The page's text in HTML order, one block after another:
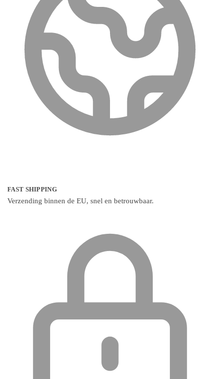
FAST SHIPPING
Verzending binnen de EU, snel en betrouwbaar.